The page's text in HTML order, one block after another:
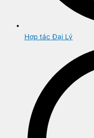
Hợp tác Đại Lý